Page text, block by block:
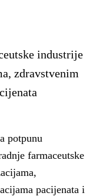
industrije
zdravstvenim
potpunu
farmaceutske
pacijenata i